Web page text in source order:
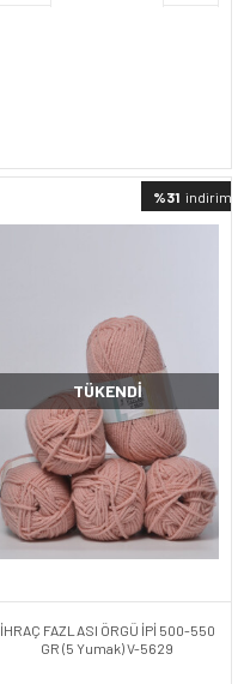
%31 indirimli
TÜKENDI
İHRAÇ FAZLASI ÖRGÜ İPİ 500-550
GR (5 Yumak) V-5629